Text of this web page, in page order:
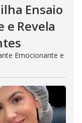
Ensaio
e Revela
Emocionante e